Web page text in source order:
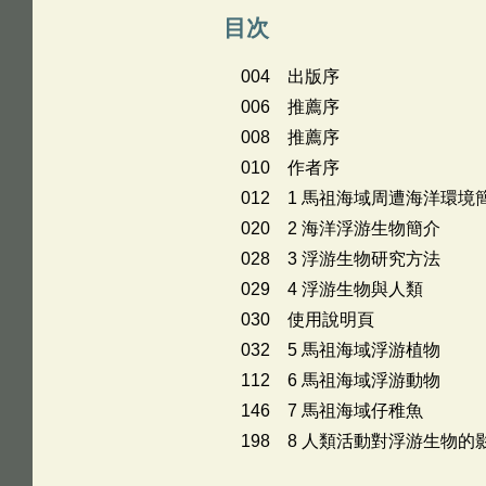
目次
004 出版序
006 推薦序
008 推薦序
010 作者序
012 1 馬祖海域周遭海洋環境
020 2 海洋浮游生物簡介
028 3 浮游生物研究方法
029 4 浮游生物與人類
030 使用說明頁
032 5 馬祖海域浮游植物
112 6 馬祖海域浮游動物
146 7 馬祖海域仔稚魚
198 8 人類活動對浮游生物的